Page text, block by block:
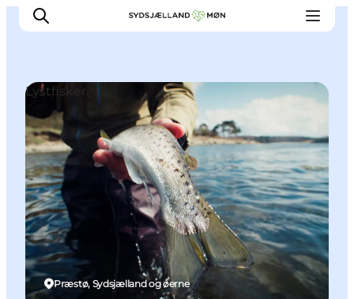
Oplev
Byer og steder
Events
Spis
Overnat
Planlæg din tur
Præstø, Sydsjælland og øerne
Lystfiskeri